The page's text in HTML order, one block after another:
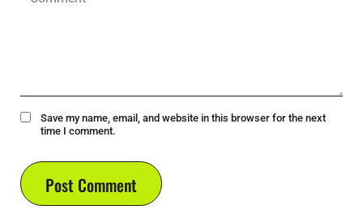
Save my name, email, and website in this browser for the next
time I comment.